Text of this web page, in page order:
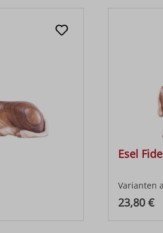
Esel
Varianten
23,80 €